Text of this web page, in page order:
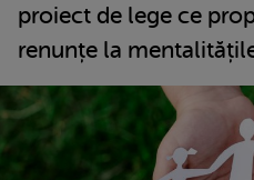
proiect de lege ce
renunțe la